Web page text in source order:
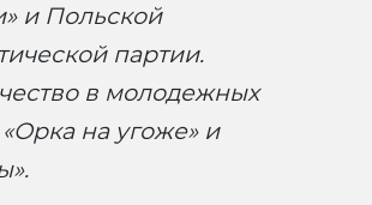
и Польской
партии.
в молодежных
на угоже» и